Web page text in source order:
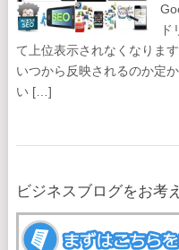
て上位表示されなくなりま
いつから反映されるのか定
い […]
navigation
ビジネスブログをお考